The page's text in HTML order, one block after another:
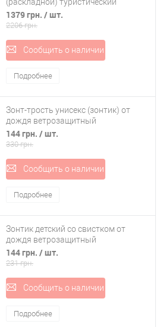
(походный, для пикника) сдвоенный
+ 4 стула (R28855)
1379 грн. / шт.
2206 грн.
Сообщить о наличии
Подробнее
Зонт-трость унисекс (зонтик) от
дождя ветрозащитный
полуавтомат 107 см Stenson
(T05717)
144 грн. / шт.
330 грн.
Сообщить о наличии
Подробнее
Зонтик детский со свистком от
дождя ветрозащитный
разноцветный прозрачный 79см
Profi (MK 4145)
144 грн. / шт.
231 грн.
Сообщить о наличии
Подробнее